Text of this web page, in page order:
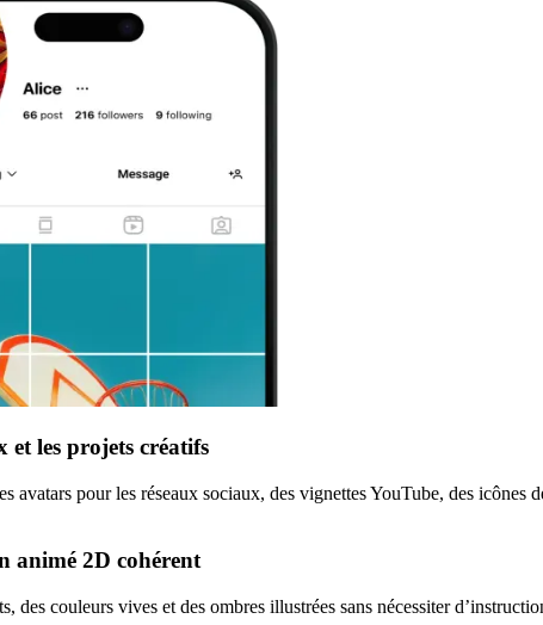
et les projets créatifs
avatars pour les réseaux sociaux, des vignettes YouTube, des
animé 2D cohérent
des couleurs vives et des ombres illustrées sans nécessiter